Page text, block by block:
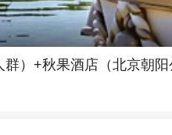
）+秋果酒店（北京朝